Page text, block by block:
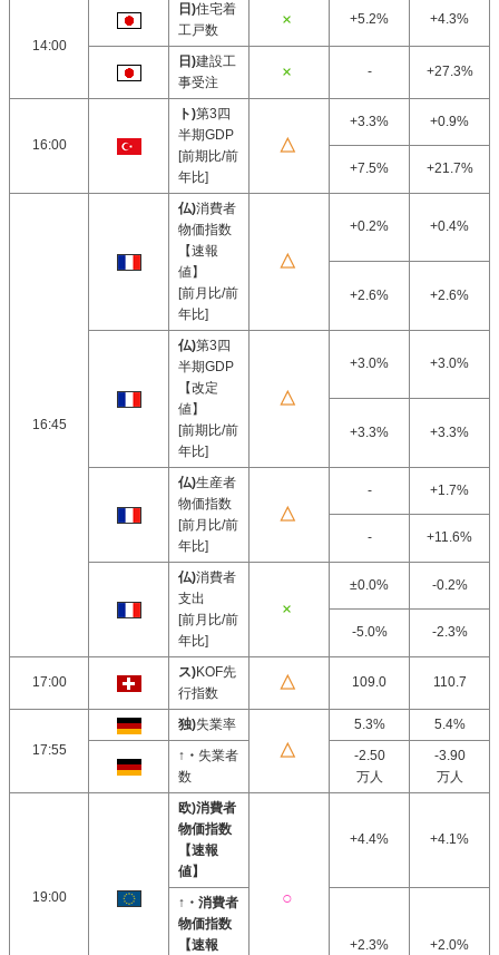
14:00
日)住宅着
工戸数
+5.2% +4.3%
日)建設工
事受注
- +27.3%
16:00
ト)第3四
半期GDP
[前期比/前
年比]
+3.3% +0.9%
+7.5% +21.7%
16:45
仏)消費者
物価指数
【速報
値】
[前月比/前
年比]
+0.2% +0.4%
+2.6% +2.6%
仏)第3四
半期GDP
【改定
値】
[前期比/前
年比]
+3.0% +3.0%
+3.3% +3.3%
仏)生産者
物価指数
[前月比/前
年比]
- +1.7%
- +11.6%
仏)消費者
支出
[前月比/前
年比]
±0.0% -0.2%
-5.0% -2.3%
17:00
ス)KOF先
行指数
109.0 110.7
17:55
独)失業率 5.3%
5.4%
↑・ 失業者
数
-2.50
万人
-3.90
万人
19:00
欧)消費者
物価指数
【速報
値】
+4.4% +4.1%
↑・消費者
物価指数
【速報
+2.3% +2.0%